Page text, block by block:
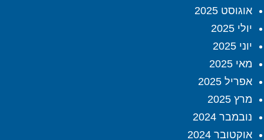
אוגוסט 2025
יולי 2025
יוני 2025
מאי 2025
אפריל 2025
מרץ 2025
נובמבר 2024
אוקטובר 2024